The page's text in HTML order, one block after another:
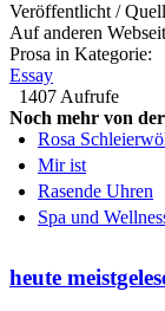
Veröffentlicht /
Auf anderen
Prosa in Kategorie:
Essay
1407 Aufrufe
Noch mehr von
Rosa
Mir ist
Rasende Uhren
Spa und
heute